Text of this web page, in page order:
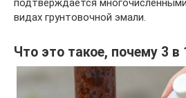
подтверждается
видах грунтовочной эмали.
Что это такое, почему 3 в